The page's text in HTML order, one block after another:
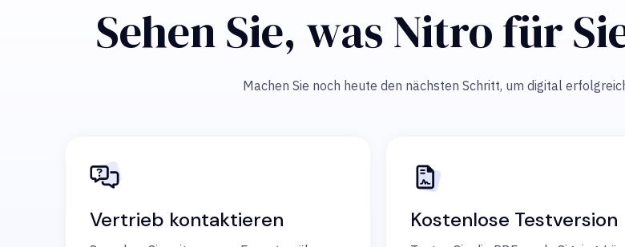
Sehen Sie, was Nitro für
Machen Sie noch heute den nächsten Schritt, um digital
Vertrieb kontaktieren Kostenlose Testversion